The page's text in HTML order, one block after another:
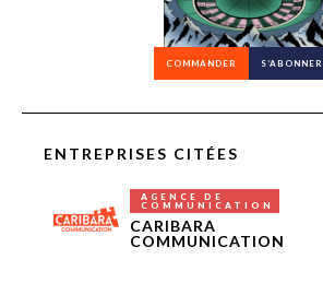
COMMANDER S’ABONNER
ENTREPRISES CITÉES
AGENCE DE
COMMUNICATION
CARIBARA
COMMUNICATION